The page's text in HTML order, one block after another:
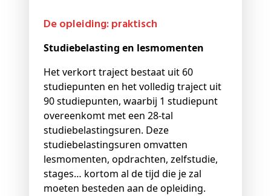
De opleiding: praktisch
Studiebelasting en lesmomenten
Het verkort traject bestaat uit 60
studiepunten en het volledig traject uit
90 studiepunten, waarbij 1 studiepunt
overeenkomt met een 28-tal
studiebelastingsuren. Deze
studiebelastingsuren omvatten
lesmomenten, opdrachten, zelfstudie,
stages… kortom al de tijd die je zal
moeten besteden aan de opleiding.